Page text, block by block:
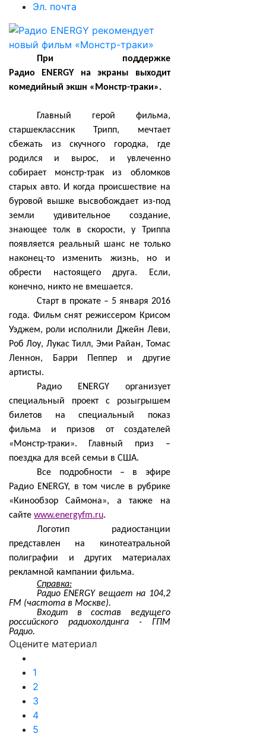
Эл. почта
При поддержке
Радио
ENERGY на экраны выходит
комедийный экшн «Монстр-траки».
Главный герой фильма,
старшеклассник Трипп, мечтает
сбежать из скучного городка, где
родился и вырос, и увлеченно
собирает монстр-трак из обломков
старых авто. И когда происшествие на
буровой вышке высвобождает из-под
земли удивительное создание,
знающее толк в скорости, у Триппа
появляется реальный шанс не только
наконец-то изменить жизнь, но и
обрести настоящего друга. Если,
конечно, никто не вмешается.
Старт в прокате – 5 января 2016
года. Фильм снят режиссером Крисом
Уэджем, роли исполнили Джейн Леви,
Роб Лоу, Лукас Тилл, Эми Райан, Томас
Леннон, Барри Пеппер и другие
артисты.
Радио ENERGY организует
специальный проект с розыгрышем
билетов на специальный показ
фильма и призов от создателей
«Монстр-траки».
Главный приз –
поездка для всей семьи в США.
Все подробности – в эфире
Радио ENERGY, в том числе в рубрике
«Кинообзор Саймона», а также на
сайте www.energyfm.ru.
Логотип радиостанции
представлен на кинотеатральной
полиграфии и других материалах
рекламной кампании фильма.
Справка:
Радио ENERGY вещает на 104,2
FM (частота в Москве).
Входит в состав ведущего
российского радиохолдинга - ГПМ
Радио.
Оцените материал
1
2
3
4
5